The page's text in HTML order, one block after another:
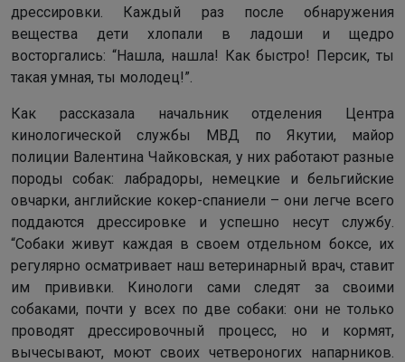
дрессировки. Каждый раз после обнаружения
вещества дети хлопали в ладоши и щедро
восторгались: “Нашла, нашла! Как быстро! Персик, ты
такая умная, ты молодец!”.
Как рассказала начальник отделения Центра
кинологической службы МВД по Якутии, майор
полиции Валентина Чайковская, у них работают разные
породы собак: лабрадоры, немецкие и бельгийские
овчарки, английские кокер-спаниели – они легче всего
поддаются дрессировке и успешно несут службу.
“Собаки живут каждая в своем отдельном боксе, их
регулярно осматривает наш ветеринарный врач, ставит
им прививки. Кинологи сами следят за своими
собаками, почти у всех по две собаки: они не только
проводят дрессировочный процесс, но и кормят,
вычесывают, моют своих четвероногих напарников.